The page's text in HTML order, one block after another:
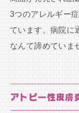
3つのアレルギー
ています。病院に
なんて諦めていま
アトピー性皮膚